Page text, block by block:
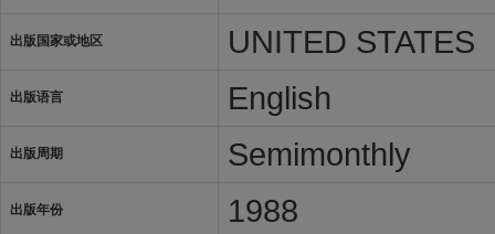
出版国家或地区 UNITED STATES
出版语言 English
出版周期 Semimonthly
出版年份 1988